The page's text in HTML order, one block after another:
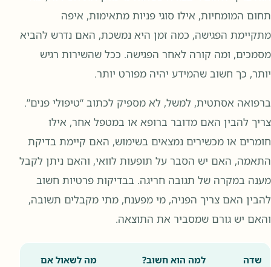
תחום המומחיות, אילו סוגי פניות מתאימות, איפה
מתקיימת הפגישה, כמה זמן היא נמשכת, האם נדרש להביא
מסמכים, ומה קורה לאחר הפגישה. ככל שהשירות רגיש
יותר, כך חשוב שהמידע יהיה מפורט יותר.
ברפואה אסתטית, למשל, לא מספיק לכתוב “טיפולי פנים”.
צריך להבין האם מדובר ברופא או במטפל אחר, אילו
חומרים או מכשירים נמצאים בשימוש, האם קיימת בדיקת
התאמה, האם יש הסבר על תופעות לוואי, והאם ניתן לקבל
מענה במקרה של תגובה חריגה. בבדיקות פרטיות חשוב
להבין האם צריך הפניה, מי מפענח, מתי מקבלים תשובה,
והאם יש גורם שמסביר את התוצאה.
שדה
למה הוא חשוב?
מה לשאול אם